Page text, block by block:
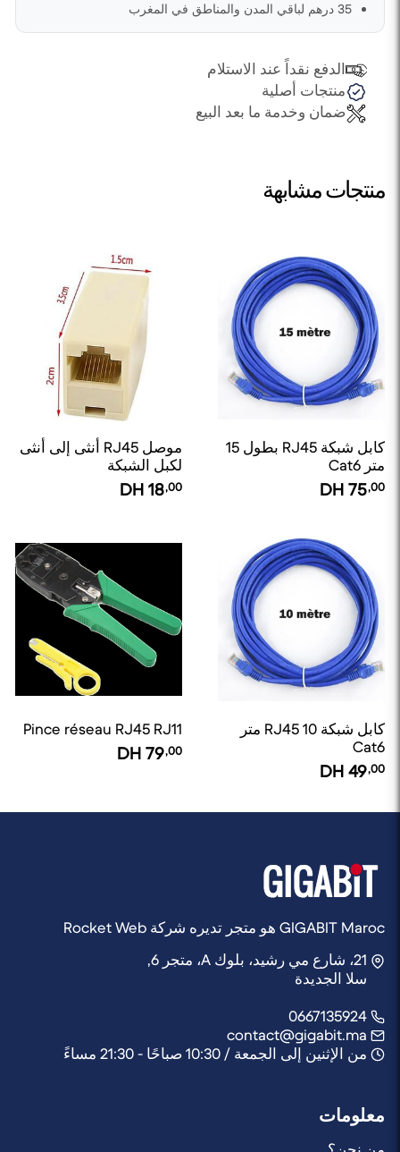
35 درهم لباقي المدن والمناطق في المغرب
الدفع نقداً عند الاستلام
منتجات أصلية
ضمان وخدمة ما بعد البيع
منتجات مشابهة
كابل شبكة RJ45 بطول 15
متر Cat6
75,00
موصل RJ45 أنثى إلى أنثى
لكبل الشبكة
18,00
كابل شبكة RJ45 10 متر
Cat6
49,00
Pince réseau RJ45 RJ11
79,00
GIGABIT Maroc هو متجر تديره شركة Rocket Web
21، شارع مي رشيد، بلوك A، متجر 6,
سلا الجديدة
من الإثنين إلى الجمعة / 10:30 صباحًا - 21:30 مساءً
معلومات